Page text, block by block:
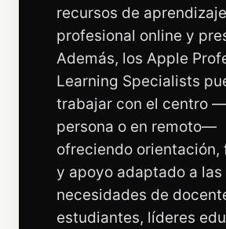
recursos de aprendizaje
profesional online y
Además, los Apple
Learning Specialists
trabajar con el centro
persona o en remoto—
ofreciendo orientación,
y apoyo adaptado a las
necesidades de
estudiantes, líderes